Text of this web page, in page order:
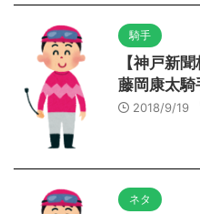
騎手
【神戸新
藤岡康太騎
2018/9/19
ネタ